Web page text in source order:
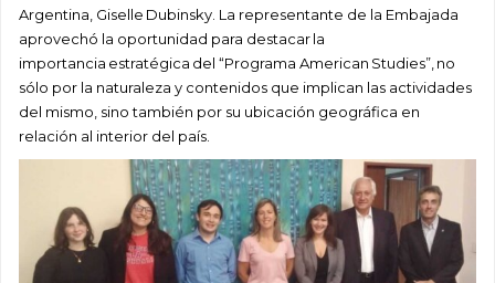
Argentina, Giselle Dubinsky. La representante de la Embajada
aprovechó la oportunidad para destacar la
importancia estratégica del “Programa American Studies”, no
sólo por la naturaleza y contenidos que implican las actividades
del mismo, sino también por su ubicación geográfica en
relación al interior del país.